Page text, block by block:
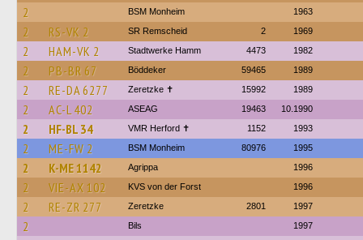
2 BSM Monheim 1963
2 RS-VK 2 SR Remscheid 2 1969
2 HAM-VK 2 Stadtwerke Hamm 4473 1982
2 PB-BR 67 Böddeker 59465 1989
2 RE-DA 6277 Zeretzke ✝ 15992 1989
2 AC-L 402 ASEAG 19463 10.1990
2 HF-BL 34 VMR Herford ✝ 1152 1993
2 ME-FW 2 BSM Monheim 80976 1995
2 K-ME 1142 Agrippa 1996
2 VIE-AX 102 KVS von der Forst 1996
2 RE-ZR 277 Zeretzke 2801 1997
2 Bils 1997